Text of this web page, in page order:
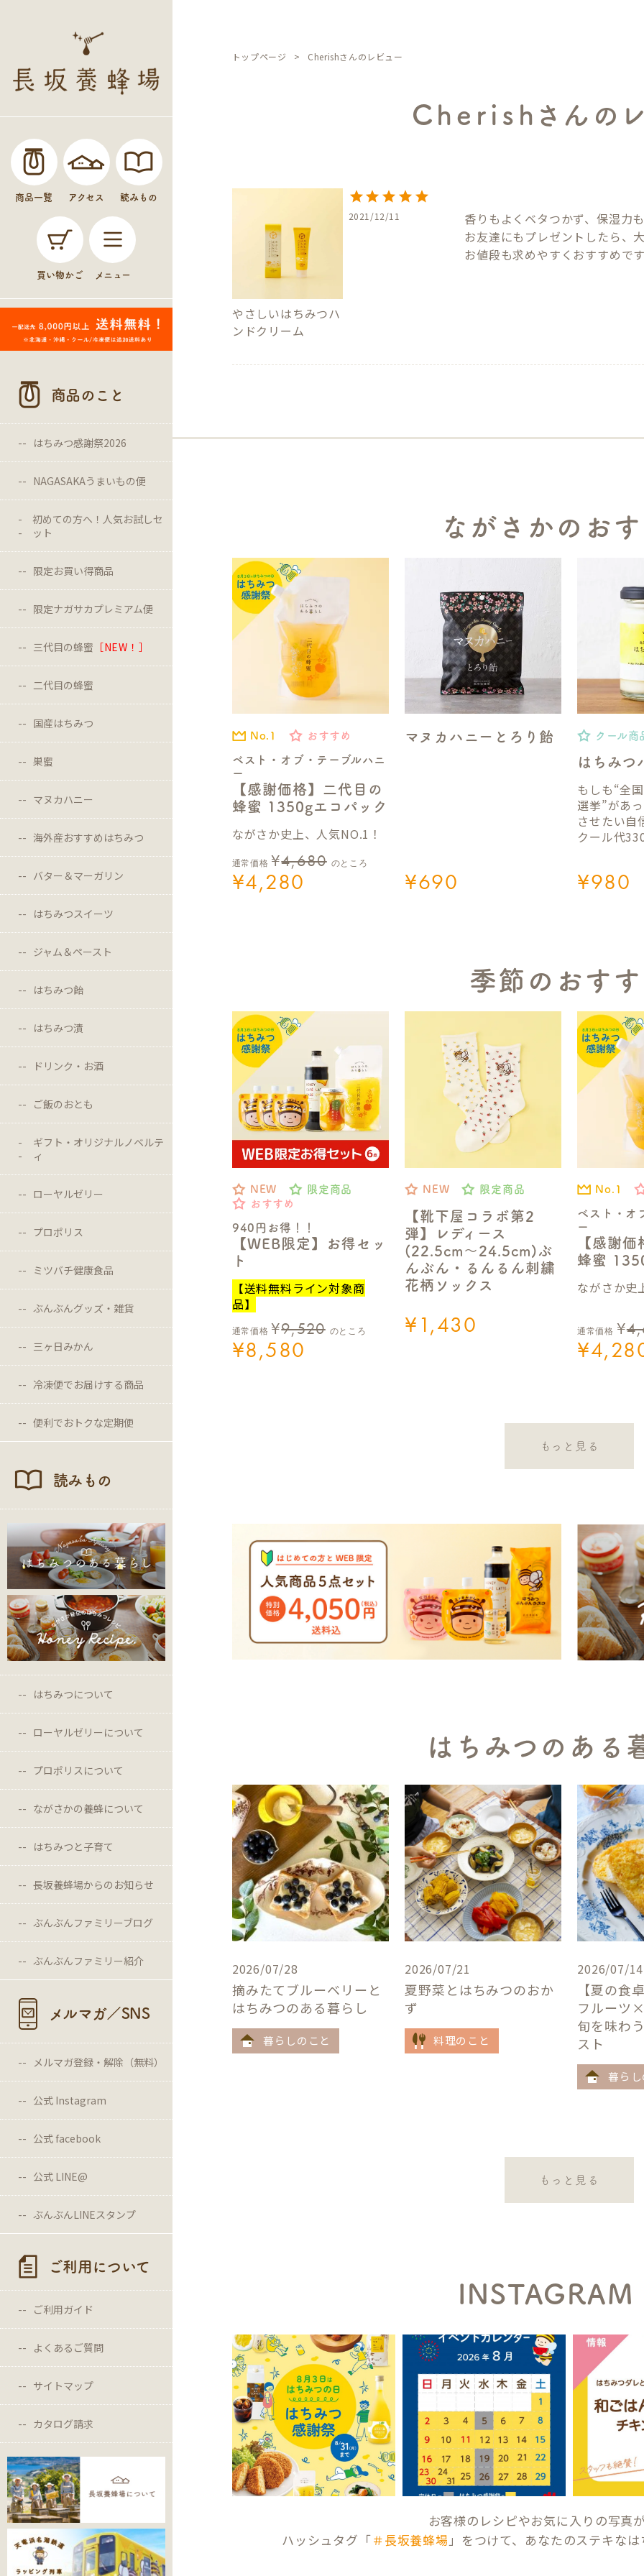
商品一覧 アクセス 読みもの
買い物かご メニュー
商品のこと
はちみつ感謝祭2026
NAGASAKAうまいもの便
初めての方へ！人気お試しセ
ット
限定お買い得商品
限定ナガサカプレミアム便
三代目の蜂蜜 ［NEW！］
二代目の蜂蜜
国産はちみつ
巣蜜
マヌカハニー
海外産おすすめはちみつ
バター＆マーガリン
はちみつスイーツ
ジャム＆ペースト
はちみつ飴
はちみつ漬
ドリンク・お酒
ご飯のおとも
ギフト・オリジナルノベルテ
ィ
ローヤルゼリー
プロポリス
ミツバチ健康食品
ぶんぶんグッズ・雑貨
三ヶ日みかん
冷凍便でお届けする商品
便利でおトクな定期便
読みもの
はちみつについて
ローヤルゼリーについて
プロポリスについて
ながさかの養蜂について
はちみつと子育て
長坂養蜂場からのお知らせ
ぶんぶんファミリーブログ
ぶんぶんファミリー紹介
メルマガ／SNS
メルマガ登録・解除（無料）
公式 Instagram
公式 facebook
公式 LINE@
ぶんぶんLINEスタンプ
ご利用について
ご利用ガイド
よくあるご質問
サイトマップ
カタログ請求
トップページ Cherishさんのレビュー
Cherishさんのレ
やさしいはちみつハ
ンドクリーム
2021/12/11
香りもよくベタつかず、保湿力
お友達にもプレゼントしたら、
お値段も求めやすくおすすめで
ながさかのお
No.1 おすすめ
ベスト・オブ・テーブルハニ
ー
【感謝価格】二代目の
蜂蜜 1350gエコパック
ながさか史上、人気NO.1！
通常価格 ¥4,680 のところ
¥4,280
マヌカハニーとろり飴
¥690
クール商
はちみつ
もしも“全
選挙”があ
させたい自
クール代
¥980
季節のおす
NEW
限定商品
おすすめ
940円お得！！
【WEB限定】お得セッ
ト
【送料無料ライン対象商
品】
通常価格 ¥9,520 のところ
¥8,580
NEW 限定商品
【靴下屋コラボ第2
弾】レディース
(22.5cm～24.5cm)ぶ
んぶん・るんるん刺繍
花柄ソックス
¥1,430
No.1
ベスト・オ
ー
【感謝
蜂蜜
ながさか史
通常価格 ¥
¥
もっと見る
はちみつのある
2026/07/28
摘みたてブルーベリーと
はちみつのある暮らし
暮らしのこと
2026/07/21
夏野菜とはちみつのおか
ず
料理のこと
2026/07/14
【夏の食
フルーツ
旬を味わ
スト
暮ら
もっと見る
INSTAGRAM
お客様のレシピやお気に入りの写真
ハッシュタグ「＃長坂養蜂場 」をつけて、あなたのステキな